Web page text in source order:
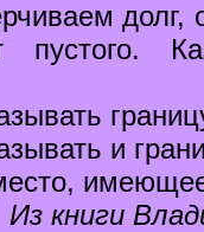
долг,
пустого.
и
Из книги